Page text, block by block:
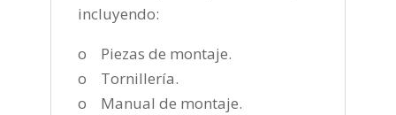
incluyendo:
o Piezas de montaje.
o Tornillería.
o Manual de montaje.